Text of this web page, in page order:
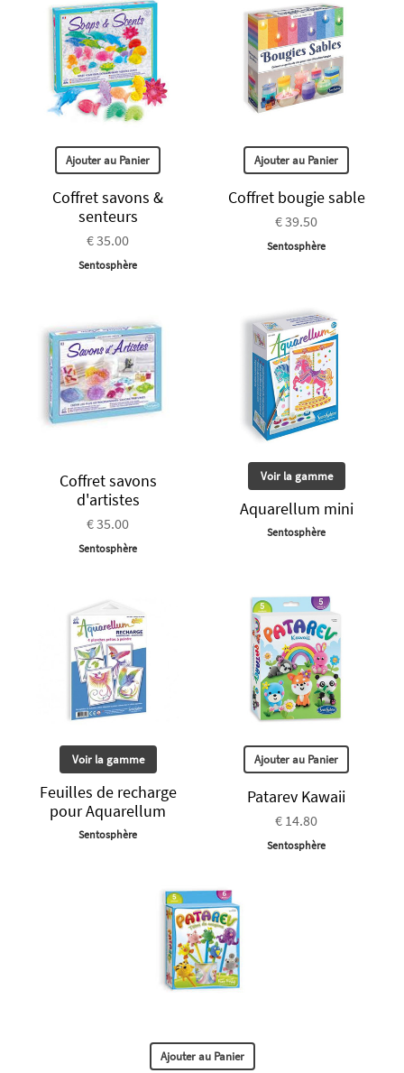
Ajouter au Panier
Coffret savons &
senteurs
€ 35.00
Sentosphère
Ajouter au Panier
Coffret bougie sable
€ 39.50
Sentosphère
Coffret savons
d'artistes
€ 35.00
Sentosphère
Voir la gamme
Aquarellum mini
Sentosphère
Voir la gamme
Feuilles de recharge
pour Aquarellum
Sentosphère
Ajouter au Panier
Patarev Kawaii
€ 14.80
Sentosphère
Ajouter au Panier